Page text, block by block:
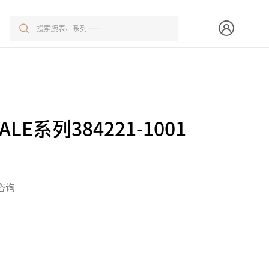
系列384221-1001
询